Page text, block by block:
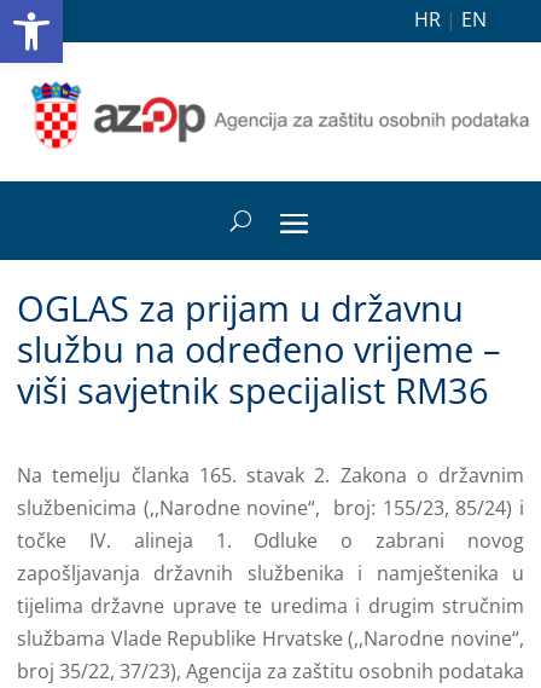
HR | EN
OGLAS za prijam u državnu
službu na određeno vrijeme –
viši savjetnik specijalist RM36
Na temelju članka 165. stavak 2. Zakona o državnim
službenicima (,,Narodne novine“, broj: 155/23, 85/24) i
točke IV. alineja 1. Odluke o zabrani novog
zapošljavanja državnih službenika i namještenika u
tijelima državne uprave te uredima i drugim stručnim
službama Vlade Republike Hrvatske (,,Narodne novine“,
broj 35/22, 37/23), Agencija za zaštitu osobnih podataka